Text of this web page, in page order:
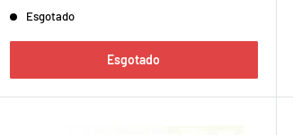
Esgotado
Esgotado